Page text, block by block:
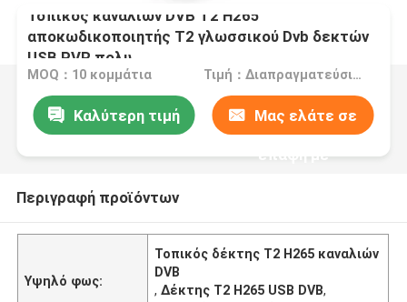
Τοπικός καναλιών DVB T2 H265
αποκωδικοποιητής T2 γλωσσικού Dvb δεκτών
USB PVR πολυ
MOQ：10 κομμάτια Τιμή：Διαπραγματεύσιμα
Καλύτερη τιμή Μας ελάτε σε
επαφή με
Περιγραφή προϊόντων
Υψηλό φως:
Τοπικός δέκτης T2 H265 καναλιών
DVB
,Δέκτης T2 H265 USB DVB,